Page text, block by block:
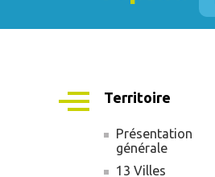
Navigation
Territoire
Présentation
générale
13 Villes